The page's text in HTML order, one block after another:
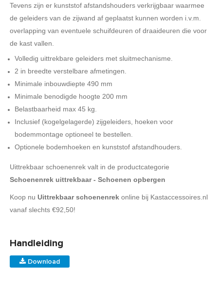
Tevens zijn er kunststof afstandshouders verkrijgbaar waarmee
de geleiders van de zijwand af geplaatst kunnen worden i.v.m.
overlapping van eventuele schuifdeuren of draaideuren die voor
de kast vallen.
Volledig uittrekbare geleiders met sluitmechanisme.
2 in breedte verstelbare afmetingen.
Minimale inbouwdiepte 490 mm
Minimale benodigde hoogte 200 mm
Belastbaarheid max 45 kg.
Inclusief (kogelgelagerde) zijgeleiders, hoeken voor
bodemmontage optioneel te bestellen.
Optionele bodemhoeken en kunststof afstandhouders.
Uittrekbaar schoenenrek valt in de productcategorie
Schoenenrek uittrekbaar - Schoenen opbergen
Koop nu Uittrekbaar schoenenrek online bij Kastaccessoires.nl
vanaf slechts €92,50!
Handleiding
Download